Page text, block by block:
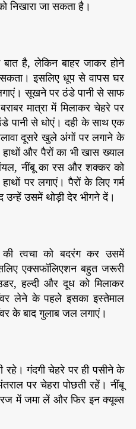
निखारा जा सकता है।
बात है, लेकिन बाहर जाकर होने
सकता। इसलिए धूप से वापस घर
सूखने पर ठंडे पानी से साफ
मात्रा में मिलाकर चेहरे पर
पानी से धोएं। दही के साथ एक
दूसरे खुले अंगों पर लगाने के
हाथों और पैरों का भी खास ख्याल
नींबू का रस और शक्कर को
पर लगाएं। पैरों के लिए गर्म
उन्हें उसमें थोड़ी देर भीगने दें।
त्वचा को बदरंग कर उसमें
एक्सफॉलिएशन बहुत जरूरी
हल्दी और दूध को मिलाकर
लेने के पहले इसका इस्तेमाल
के बाद गुलाब जल लगाएं।
रहे। गंदगी चेहरे पर ही पसीने के
पर चेहरा पोछती रहें। नींबू
में जमा लें और फिर इन क्यूब्स